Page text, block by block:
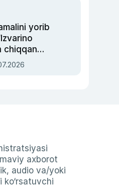
yorib
chiqqan
Ukraina
axborot
audio va/yoki